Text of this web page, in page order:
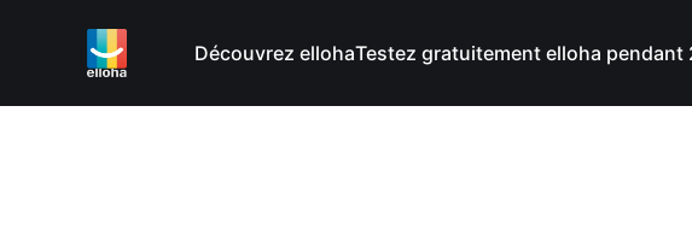
Découvrez ellohaTestez gratuitement elloha pendant